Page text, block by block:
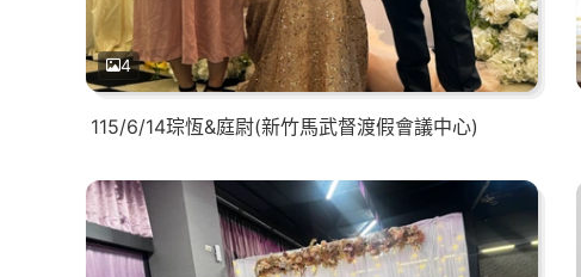
4
115/6/14琮恆&庭尉(新竹馬武督渡假會議中心)